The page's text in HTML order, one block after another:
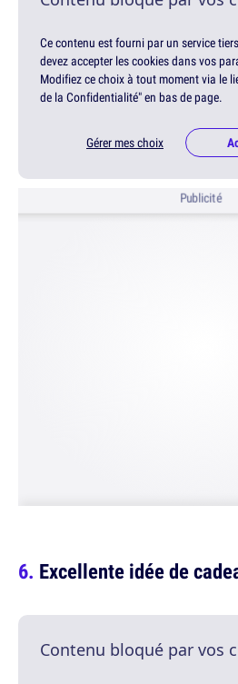
Ce contenu est fourni par un service
devez accepter les cookies dans vos
Modifiez ce choix à tout moment via le
de la Confidentialité" en bas de page.
Gérer mes choix
Publicité
Excellente idée de
Contenu bloqué par vos